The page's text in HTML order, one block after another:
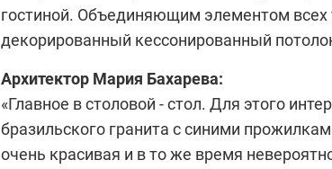
гостиной. Объединяющим элементом всех
декорированный кессонированный
Архитектор Мария Бахарева:
«Главное в столовой - стол. Для этого
бразильского гранита с синими
очень красивая и в то же время